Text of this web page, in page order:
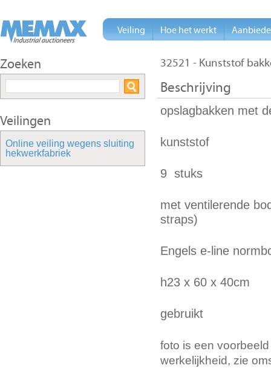
32521 - Kunststof
Beschrijving
opslagbakken met
kunststof
9 stuks
met ventilerende
straps)
Engels e-line
h23 x 60 x 40cm
gebruikt
foto is een
werkelijkheid, zie
Zoeken
Veilingen
Online veiling wegens sluiting
hekwerkfabriek
Veiling Hoe het werkt